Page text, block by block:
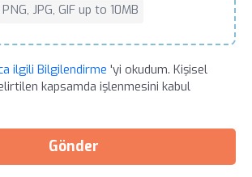
PNG, JPG, GIF up to 10MB
ilgili Bilgilendirme 'yi okudum. Kişisel
kapsamda işlenmesini kabul
Gönder